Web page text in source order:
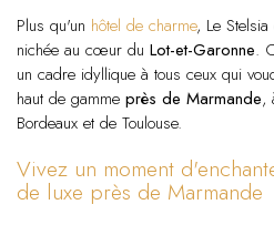
Plus qu'un hôtel de charme, Le
nichée au cœur du Lot-et-Garonne.
un cadre idyllique à tous ceux qui
haut de gamme près de Marmande,
Bordeaux et de Toulouse.
Vivez un moment
de luxe près de Marmande